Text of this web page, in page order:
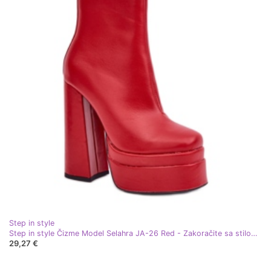
Step in style
Step in style Čizme Model Selahra JA-26 Red - Zakoračite sa stilom crvena
29,27 €